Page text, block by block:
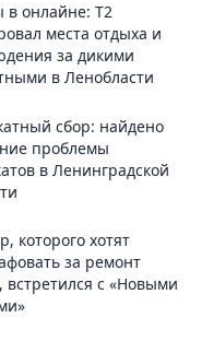
в онлайне: Т2
места отдыха и
за дикими
в Ленобласти
сбор: найдено
проблемы
в Ленинградской
которого хотят
за ремонт
встретился с «Новыми